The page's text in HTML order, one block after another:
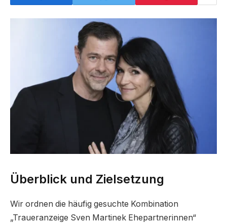
Überblick und Zielsetzung
Wir ordnen die häufig gesuchte Kombination
„Traueranzeige Sven Martinek Ehepartnerinnen“